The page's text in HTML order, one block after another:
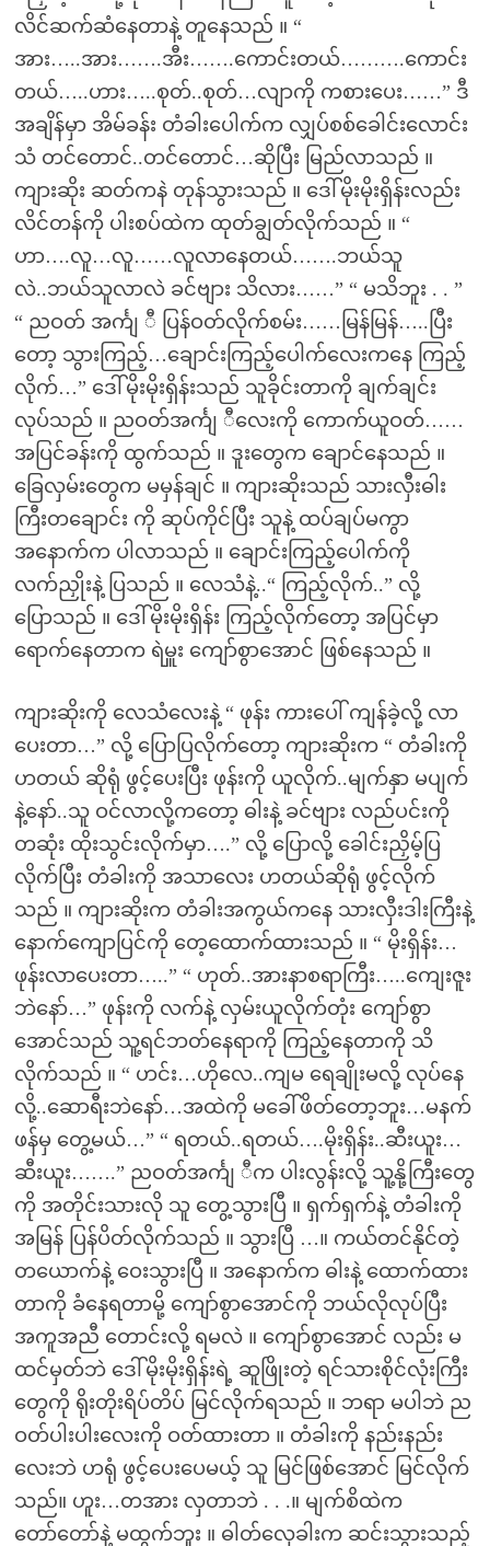
လိင်ဆက်ဆံနေတာနဲ့ တူနေသည် ။ “
အား…..အား…….အီး…….ကောင်းတယ်……….ကောင်း
တယ်…..ဟား…..စုတ်..စုတ်…လျာကို ကစားပေး……” ဒီ
အချိန်မှာ အိမ်ခန်း တံခါးပေါက်က လျှပ်စစ်ခေါင်းလောင်း
သံ တင်တောင်..တင်တောင်…ဆိုပြီး မြည်လာသည် ။
ကျားဆိုး ဆတ်ကနဲ တုန်သွားသည် ။ ဒေါ်မိုးမိုးရှိန်းလည်း
လိင်တန်ကို ပါးစပ်ထဲက ထုတ်ချွတ်လိုက်သည် ။ “
ဟာ….လူ…လူ……လူလာနေတယ်…….ဘယ်သူ
လဲ..ဘယ်သူလာလဲ ခင်ဗျား သိလား……” “ မသိဘူး . . ”
“ ညဝတ် အင်္ကျ ီ ပြန်ဝတ်လိုက်စမ်း……မြန်မြန်…..ပြီး
တော့ သွားကြည့်…ချောင်းကြည့်ပေါက်လေးကနေ ကြည့်
လိုက်…” ဒေါ်မိုးမိုးရှိန်းသည် သူခိုင်းတာကို ချက်ချင်း
လုပ်သည် ။ ညဝတ်အင်္ကျ ီလေးကို ကောက်ယူဝတ်……
အပြင်ခန်းကို ထွက်သည် ။ ဒူးတွေက ချောင်နေသည် ။
ခြေလှမ်းတွေက မမှန်ချင် ။ ကျားဆိုးသည် သားလှီးဓါး
ကြီးတချောင်း ကို ဆုပ်ကိုင်ပြီး သူနဲ့ ထပ်ချပ်မကွာ
အနောက်က ပါလာသည် ။ ချောင်းကြည့်ပေါက်ကို
လက်ညှိုးနဲ့ ပြသည် ။ လေသံနဲ့..“ ကြည့်လိုက်..” လို့
ပြောသည် ။ ဒေါ်မိုးမိုးရှိန်း ကြည့်လိုက်တော့ အပြင်မှာ
ရောက်နေတာက ရဲမှူး ကျော်စွာအောင် ဖြစ်နေသည် ။
ကျားဆိုးကို လေသံလေးနဲ့ “ ဖုန်း ကားပေါ် ကျန်ခဲ့လို့ လာ
ပေးတာ…” လို့ ပြောပြလိုက်တော့ ကျားဆိုးက “ တံခါးကို
ဟတယ် ဆိုရုံ ဖွင့်ပေးပြီး ဖုန်းကို ယူလိုက်..မျက်နှာ မပျက်
နဲ့နော်..သူ ဝင်လာလို့ကတော့ ဓါးနဲ့ ခင်ဗျား လည်ပင်းကို
တဆုံး ထိုးသွင်းလိုက်မှာ….” လို့ ပြောလို့ ခေါင်းညှိမ့်ပြ
လိုက်ပြီး တံခါးကို အသာလေး ဟတယ်ဆိုရုံ ဖွင့်လိုက်
သည် ။ ကျားဆိုးက တံခါးအကွယ်ကနေ သားလှီးဒါးကြီးနဲ့
နောက်ကျောပြင်ကို တေ့ထောက်ထားသည် ။ “ မိုးရှိန်း…
ဖုန်းလာပေးတာ…..” “ ဟုတ်..အားနာစရာကြီး…..ကျေးဇူး
ဘဲနော်…” ဖုန်းကို လက်နဲ့ လှမ်းယူလိုက်တုံး ကျော်စွာ
အောင်သည် သူ့ရင်ဘတ်နေရာကို ကြည့်နေတာကို သိ
လိုက်သည် ။ “ ဟင်း…ဟိုလေ..ကျမ ရေချိုးမလို့ လုပ်နေ
လို့..ဆောရီးဘဲနော်…အထဲကို မခေါ်ဖိတ်တော့ဘူး…မနက်
ဖန်မှ တွေ့မယ်…” “ ရတယ်..ရတယ်….မိုးရှိန်း..ဆီးယူး…
ဆီးယူး…….” ညဝတ်အင်္ကျ ီက ပါးလွန်းလို့ သူ့နို့ကြီးတွေ
ကို အတိုင်းသားလို သူ တွေ့သွားပြီ ။ ရှက်ရှက်နဲ့ တံခါးကို
အမြန် ပြန်ပိတ်လိုက်သည် ။ သွားပြီ …။ ကယ်တင်နိုင်တဲ့
တယောက်နဲ့ ဝေးသွားပြီ ။ အနောက်က ဓါးနဲ့ ထောက်ထား
တာကို ခံနေရတာမို့ ကျော်စွာအောင်ကို ဘယ်လိုလုပ်ပြီး
အကူအညီ တောင်းလို့ ရမလဲ ။ ကျော်စွာအောင် လည်း မ
ထင်မှတ်ဘဲ ဒေါ်မိုးမိုးရှိန်းရဲ့ ဆူဖြိုးတဲ့ ရင်သားစိုင်လုံးကြီး
တွေကို ရိုးတိုးရိပ်တိပ် မြင်လိုက်ရသည် ။ ဘရာ မပါဘဲ ည
ဝတ်ပါးပါးလေးကို ဝတ်ထားတာ ။ တံခါးကို နည်းနည်း
လေးဘဲ ဟရုံ ဖွင့်ပေးပေမယ့် သူ မြင်ဖြစ်အောင် မြင်လိုက်
သည်။ ဟူး…တအား လှတာဘဲ . . .။ မျက်စိထဲက
တော်တော်နဲ့ မထွက်ဘူး ။ ဓါတ်လှေခါးက ဆင်းသွားသည့်